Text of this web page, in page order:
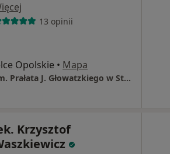
13 opinii
Opolskie • Mapa
Szpital Powiatowy im. Prałata J. Głowatzkiego w Strzelcach Opolskich Poradnia Ginekologiczna
Krzysztof